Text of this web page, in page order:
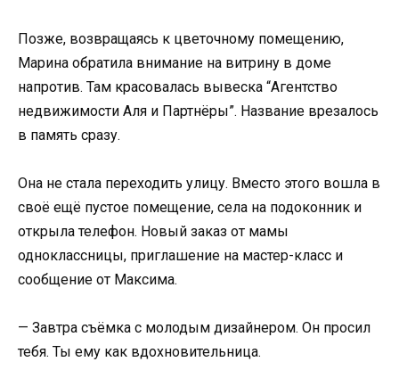
Позже, возвращаясь к цветочному помещению,
Марина обратила внимание на витрину в доме
напротив. Там красовалась вывеска “Агентство
недвижимости Аля и Партнёры”. Название врезалось
в память сразу.
Она не стала переходить улицу. Вместо этого вошла в
своё ещё пустое помещение, села на подоконник и
открыла телефон. Новый заказ от мамы
одноклассницы, приглашение на мастер-класс и
сообщение от Максима.
— Завтра съёмка с молодым дизайнером. Он просил
тебя. Ты ему как вдохновительница.